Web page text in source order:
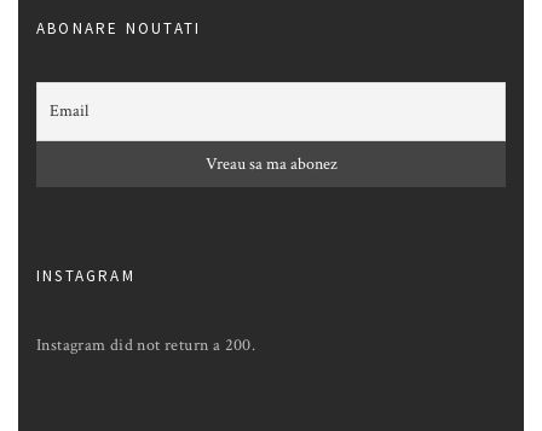
ABONARE NOUTATI
INSTAGRAM
Instagram did not return a 200.